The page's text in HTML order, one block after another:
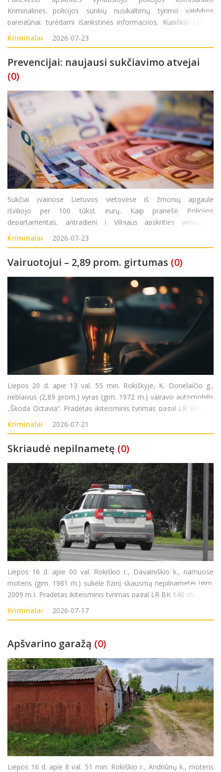
Kriminalinės policijos sunkių nusikaltimų tyrimo valdybos
pareigūnai, turėdami išankstinės informacijos, Kupiškio rajone
surado didelį kiekį sodyboje auginamų kanapių augalų. Atlikę
kratą Kupiškio rajono gyventojo (
Kriminalai 2026-07-23
Prevencijai: naujausi sukčiavimo atvejai
(0)
Sukčiai įvairiose Lietuvos vietovėse iš žmonių apgaule
išviliojo per 100 tūkst. eurų. Kaip pranešė Policijos
departamentas, antradienį į Vilniaus apskrities vyriausiąjį
policijos komisariatą (AVPK) kreipėsi 1950 metais gimusi
moteris. Ji pranešė, kad pirmadienį
Kriminalai 2026-07-23
Vairuotojui – 2,89 prom. girtumas (0)
Liepos 20 d. apie 13 val. 55 min. Rokiškyje, K. Donelaičio g.,
neblaivus (2,89 prom.) vyras (gim. 1972 m.) vairavo automobilis
„Škoda Octavia“. Pradėtas ikiteisminis tyrimas pagal LR BK 281
str. (Kelių transporto eismo saugumo ar transporto priemonių
eksploatavimo taisykli
Kriminalai 2026-07-21
Skriaudė nepilnametę (0)
Liepos 16 d. apie 00 val. Rokiškio r., Davainiškio k., namuose
moteris (gim. 1981 m.) sukėlė fizinį skausmą nepilnametei (gim.
2009 m.). Pradėtas ikiteisminis tyrimas pagal LR BK 140 str.
Kriminalai
2026-07-17
Apšvarino garažą (0)
Liepos 16 d. apie 8 val. 51 min. Rokiškio r., Andriūnų k., moteris